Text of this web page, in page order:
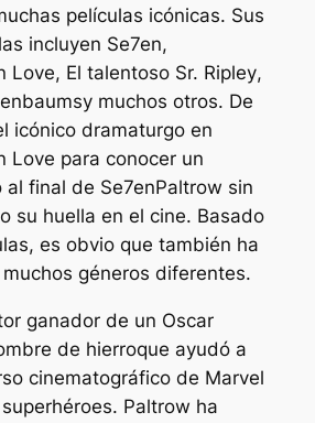
películas icónicas. Sus
incluyen Se7en,
Love, El talentoso Sr. Ripley,
y muchos otros. De
icónico dramaturgo en
Love para conocer un
al final de Se7enPaltrow sin
su huella en el cine. Basado
es obvio que también ha
géneros diferentes.
ganador de un Oscar
de hierroque ayudó a
cinematográfico de Marvel
Paltrow ha